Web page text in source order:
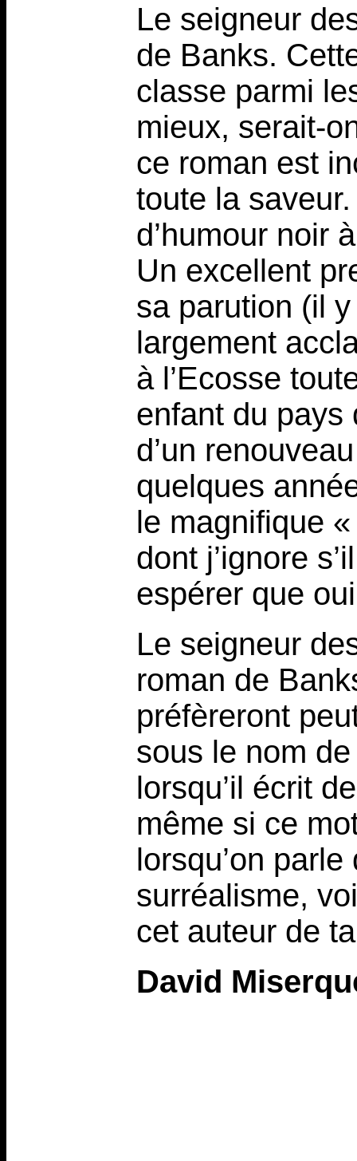
Le seigneur
de Banks.
classe parmi
mieux, serait-
ce roman est
toute la
d’humour noir
Un excellent
sa parution (il
largement
à l’Ecosse
enfant du pays
d’un
quelques
le magnifique
dont j’ignore
espérer que
Le seigneur
roman de
préfèreront
sous le nom
lorsqu’il écrit
même si ce
lorsqu’on
surréalisme,
cet auteur de
David